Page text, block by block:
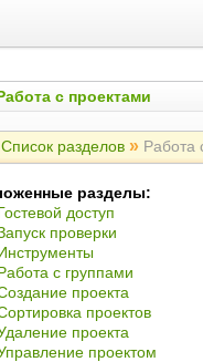
с проектами
Список разделов » Работа
разделы:
доступ
проверки
с группами
проекта
проектов
проекта
проектом